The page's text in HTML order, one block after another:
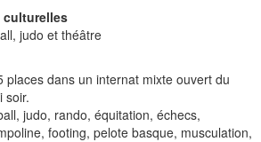
culturelles
judo et théâtre
places dans un internat mixte ouvert du
soir.
judo, rando, équitation, échecs,
footing, pelote basque, musculation,